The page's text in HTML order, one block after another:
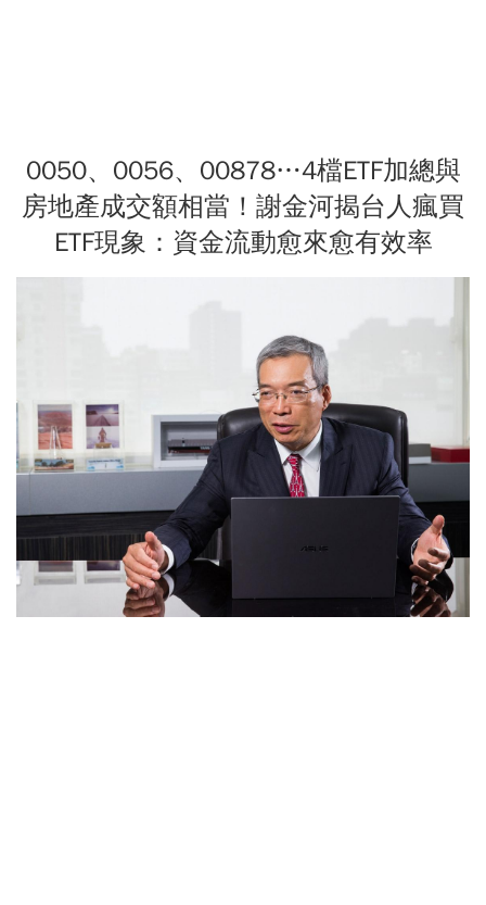
0050、0056、00878…4檔ETF加總與
房地產成交額相當！謝金河揭台人瘋買
ETF現象：資金流動愈來愈有效率